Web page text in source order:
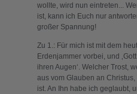
wollte, wird nun eintreten...
ist, kann ich Euch nur
großer Spannung!
Zu 1.: Für mich ist mit dem
Erdenjammer vorbei, und
ihren Augen‘. Welcher Trost,
aus vom Glauben an
ist. An Ihn habe ich geglaubt,